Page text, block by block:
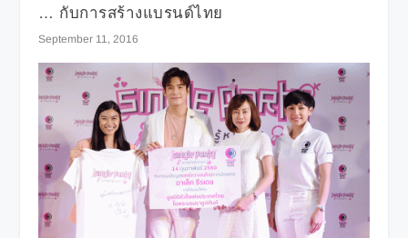
… กับการสร้างแบรนด์ไทย
September 11, 2016